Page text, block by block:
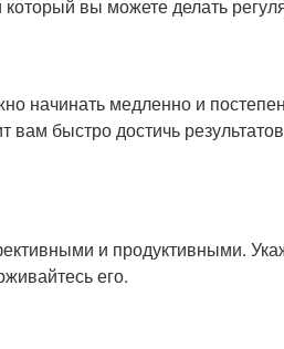
вы можете делать
начинать медленно и
вам быстро достичь
и продуктивными.
его.